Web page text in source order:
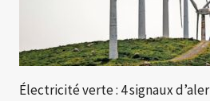
Électricité verte : 4 signaux